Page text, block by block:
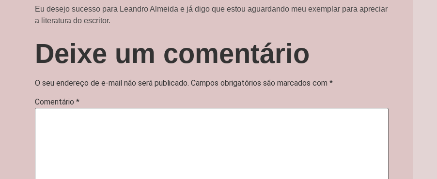
Eu desejo sucesso para Leandro Almeida e já digo que estou aguardando meu exemplar para apreciar
a literatura do escritor.
Deixe um comentário
O seu endereço de e-mail não será publicado. Campos obrigatórios são marcados com *
Comentário *